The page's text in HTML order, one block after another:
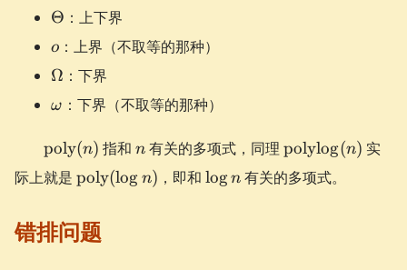
\Theta
Θ ：上下界
o
o ：上界（不取等的那种）
\Omega
Ω ：下界
\omega
ω ：下界（不取等的那种）
\mathrm{poly}
(n)
poly(n) 指和n
n 有关的多项式，同理
(n)
polylog(n) 实
际上就是 \mathrm{poly}
(\log n)
poly(log n) ，即和 \log
logn 有关的多项式。
错排问题